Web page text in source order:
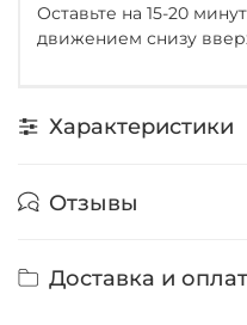
Оставьте на 15-20
движением снизу
Характеристики
Отзывы
Доставка и